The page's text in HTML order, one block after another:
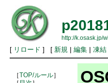
http://k.osask.jp/
[ リロード ] [ 新規 | 編集| 凍結
［TOP/ルール］